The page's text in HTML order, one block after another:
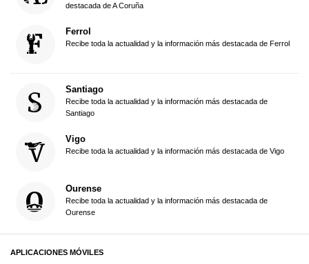
destacada de A Coruña
Ferrol
Recibe toda la actualidad y la información más destacada de Ferrol
Santiago
Recibe toda la actualidad y la información más destacada de
Santiago
Vigo
Recibe toda la actualidad y la información más destacada de Vigo
Ourense
Recibe toda la actualidad y la información más destacada de
Ourense
APLICACIONES MÓVILES